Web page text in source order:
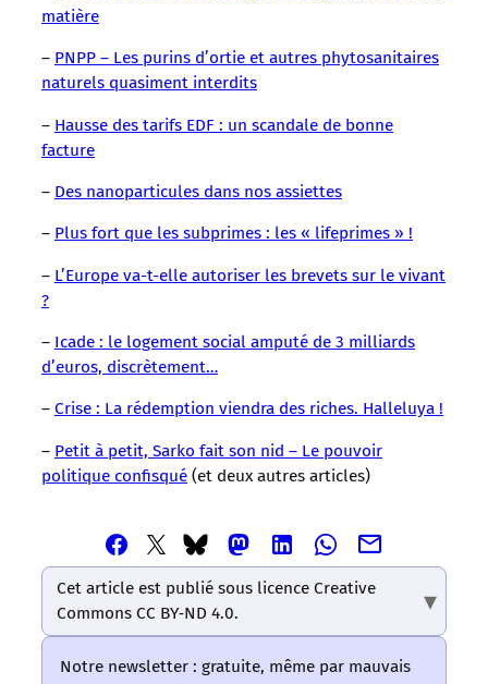
matière
– PNPP – Les purins d’ortie et autres phytosanitaires
naturels quasiment interdits
– Hausse des tarifs EDF : un scandale de bonne
facture
– Des nanoparticules dans nos assiettes
– Plus fort que les subprimes : les « lifeprimes » !
– L’Europe va-t-elle autoriser les brevets sur le vivant
?
– Icade : le logement social amputé de 3 milliards
d’euros, discrètement…
– Crise : La rédemption viendra des riches. Halleluya !
– Petit à petit, Sarko fait son nid – Le pouvoir
politique confisqué (et deux autres articles)
Partager
cet
article
via
Facebook
–
Partager
cet
article
via
–
Partager
cet
article
via
–
Partager
cet
article
via
Mastodon
–
Partager
cet
article
Linkedin
–
Partager
cet
article
Whatsapp
–
Partager
cet
article
Email
–
Cet article est publié sous licence Creative
Commons CC BY‑ND 4.0.
Notre newsletter : gratuite, même par mauvais